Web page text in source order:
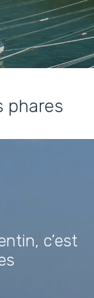
phares
c’est